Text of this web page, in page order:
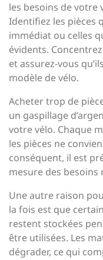
les besoins de votre
Identifiez les pièces
immédiat ou celles
évidents.
et assurez-vous
modèle de vélo.
Acheter trop de
un gaspillage
votre vélo. Chaque
les pièces ne
conséquent, il est
mesure des besoins
Une autre raison
la fois est que
restent stockées
être utilisées. Les
dégrader, ce qui